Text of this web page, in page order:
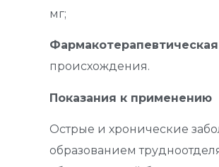
мг;
происхождения.
Показания к применению
Острые и хронические
образованием